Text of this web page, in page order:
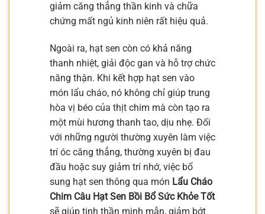
giảm căng thẳng thần kinh và chữa
chứng mất ngủ kinh niên rất hiệu quả.
Ngoài ra, hạt sen còn có khả năng
thanh nhiệt, giải độc gan và hỗ trợ chức
năng thận. Khi kết hợp hạt sen vào
món lẩu cháo, nó không chỉ giúp trung
hòa vị béo của thịt chim mà còn tạo ra
một mùi hương thanh tao, dịu nhẹ. Đối
với những người thường xuyên làm việc
trí óc căng thẳng, thường xuyên bị đau
đầu hoặc suy giảm trí nhớ, việc bổ
sung hạt sen thông qua món Lẩu Cháo
Chim Câu Hạt Sen Bồi Bổ Sức Khỏe Tốt
sẽ giúp tinh thần minh mẫn, giảm bớt